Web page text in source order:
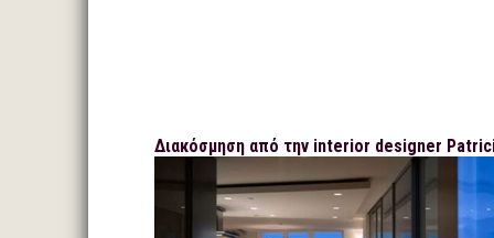
Διακόσμηση από την interior designer